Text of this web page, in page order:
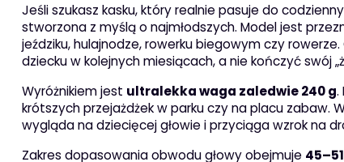
Jeśli szukasz kasku, który realnie pasuje do
stworzona z myślą o najmłodszych. Model jest
jeździku, hulajnodze, rowerku biegowym czy
dziecku w kolejnych miesiącach, a nie kończyć swój
Wyróżnikiem jest ultralekka waga zaledwie 240 g.
krótszych przejażdżek w parku czy na placu
wygląda na dziecięcej głowie i przyciąga wzrok na
Zakres dopasowania obwodu głowy obejmuje